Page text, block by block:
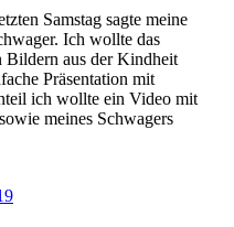
Samstag sagte meine
Ich wollte das
Bildern aus der Kindheit
Präsentation mit
ich wollte ein Video mit
meines Schwagers